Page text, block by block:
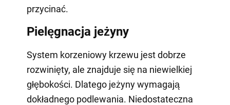
przycinać.
Pielęgnacja jeżyny
System korzeniowy krzewu jest dobrze
rozwinięty, ale znajduje się na niewielkiej
głębokości. Dlatego jeżyny wymagają
dokładnego podlewania. Niedostateczna